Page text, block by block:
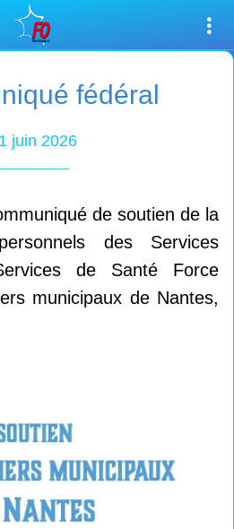
fédéral
juin 2026
de soutien de la
des Services
de Santé Force
municipaux de Nantes,